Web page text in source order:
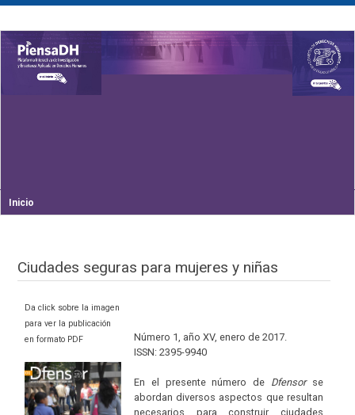
Inicio
Ciudades seguras para mujeres y niñas
Da click sobre la imagen
para ver la publicación
en formato PDF
Número 1, año XV, enero de 2017.
ISSN: 2395-9940
En el presente número de Dfensorse
abordan diversos aspectos que resultan
necesarios para construir ciudades